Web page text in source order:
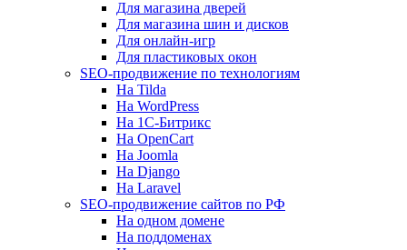
Для магазина дверей
Для магазина шин и дисков
Для онлайн-игр
Для пластиковых окон
SEO-продвижение по технологиям
На Tilda
На WordPress
На 1С-Битрикс
На OpenCart
На Joomla
На Django
На Laravel
SEO-продвижение сайтов по РФ
На одном домене
На поддоменах